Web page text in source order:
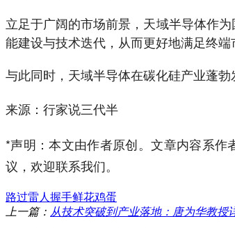
立足于广阔的市场前景，天域半导体作
能建设与技术迭代，从而更好地满足终端
与此同时，天域半导体在碳化硅产业蓬
来源：行家说三代半
*声明：本文由作者原创。文章内容系
议，欢迎联系我们。
路过雷人 握手鲜花鸡蛋
上一篇： 从技术突破到产业落地：唐为华教授